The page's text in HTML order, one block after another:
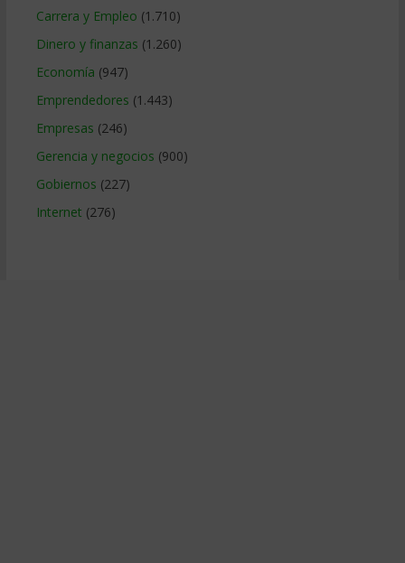
Carrera y Empleo (1.710)
Dinero y finanzas (1.260)
Economía (947)
Emprendedores (1.443)
Empresas (246)
Gerencia y negocios (900)
Gobiernos (227)
Internet (276)